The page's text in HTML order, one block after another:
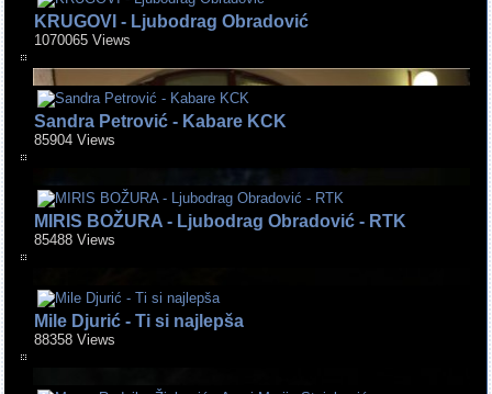
KRUGOVI - Ljubodrag Obradović
1070065 Views
Sandra Petrović - Kabare KCK
85904 Views
MIRIS BOŽURA - Ljubodrag Obradović - RTK
85488 Views
Mile Djurić - Ti si najlepša
88358 Views